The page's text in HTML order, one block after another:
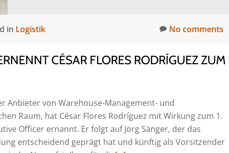
in Logistik No comments
CÉSAR FLORES RODRÍGUEZ ZUM
Anbieter von Warehouse-Management- und
Raum, hat César Flores Rodríguez mit Wirkung zum 1.
Officer ernannt. Er folgt auf Jörg Sänger, der das
entscheidend geprägt hat und künftig als Vorsitzender